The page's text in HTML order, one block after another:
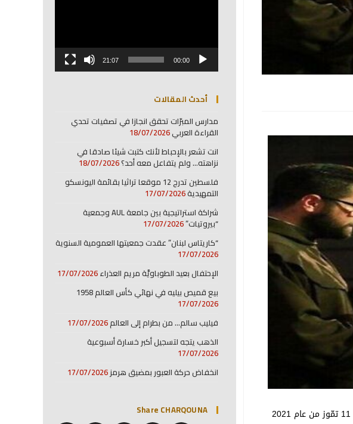
00:00
21:07
أحدث المقالات
مدارس المبرّات تحقق انجازا في تصفيات تحدي
القراءة العربي18/07/2026
انت تشعر بالإحباط لأنك كتبت شيئا صادقا في
نزاهته… ولم يتفاعل معه أحد؟18/07/2026
فلسطين تدرج 12 موقعا تراثيا بقائمة اليونسكو
التمهيدية17/07/2026
شراكة استراتيجية بين جامعة AUL وجمعية
“بيروتيات”17/07/2026
“كاريتاس لبنان” عقدت جمعيتها العمومية السنوية
17/07/2026
الإحتفال بعيد الطوباويَّة مريم العذراء17/07/2026
بيع قميص بيليه في نهائي كأس العالم 1958
17/07/2026
فيليب سالم… من بطرام إلى العالم17/07/2026
الذهب يتجه لتسجيل أكبر خسارة أسبوعية
17/07/2026
انخفاض حركة العبور بمضيق هرمز17/07/2026
Share CHARQOUNA